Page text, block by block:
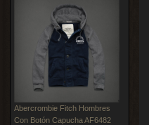
Abercrombie Fitch Hombres
Con Botón Capucha AF6482